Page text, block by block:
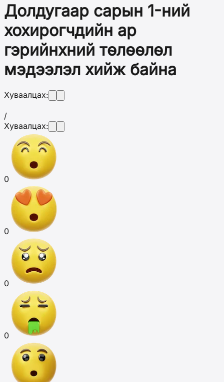
Долдугаар сарын 1-ний
хохирогчдийн ар
гэрийнхний төлөөлөл
мэдээлэл хийж байна
Хуваалцах:
/
Хуваалцах:
0
0
0
0